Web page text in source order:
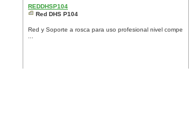
REDDHSP104
Red DHS P104
Red y Soporte a rosca para uso profesional nivel compe